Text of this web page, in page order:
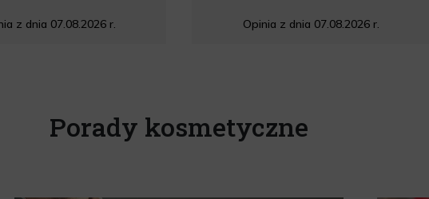
z dnia 07.08.2026 r. Opinia z dnia 07.08.2026 r.
Porady kosmetyczne